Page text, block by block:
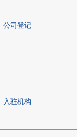
公司登记
入驻机构